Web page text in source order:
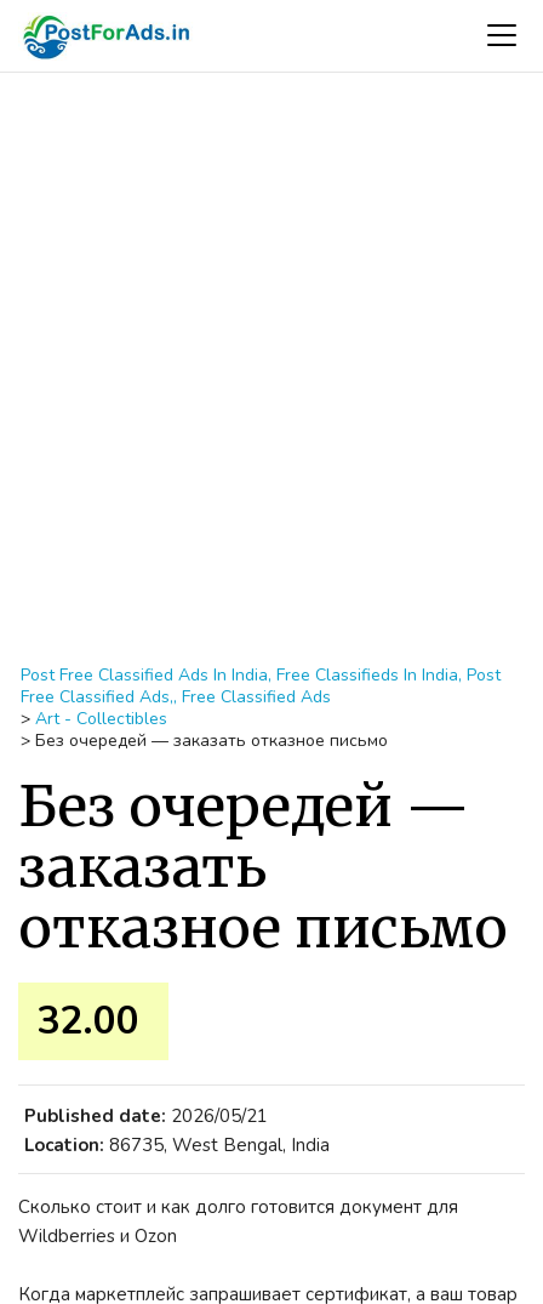
Post Free Classified Ads In India, Free Classifieds In India, Post
Free Classified Ads,, Free Classified Ads
> Art - Collectibles
> Без очередей — заказать отказное письмо
Без очередей —
заказать
отказное письмо
32.00 ₹
Published date: 2026/05/21
Location: 86735, West Bengal, India
Сколько стоит и как долго готовится документ для
Wildberries и Ozon
Когда маркетплейс запрашивает сертификат, а ваш товар